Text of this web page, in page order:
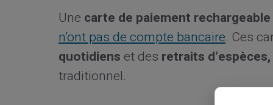
Une carte de paiement rechargeable
n’ont pas de compte bancaire. Ces
quotidienset des retraits d’espèces,
traditionnel.